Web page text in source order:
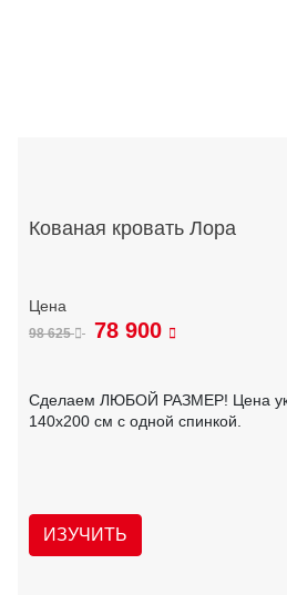
Кованая кровать Лора
98 625 78 900
Сделаем ЛЮБОЙ РАЗМЕР! Цена
140х200 см с одной спинкой.
ИЗУЧИТЬ